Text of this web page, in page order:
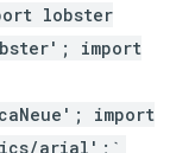
lobster
import
import
arial';`